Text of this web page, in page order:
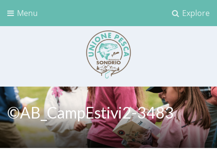
Explore
Menu
Unione Pesca Sondrio
©AB_CampEstivi2-3483